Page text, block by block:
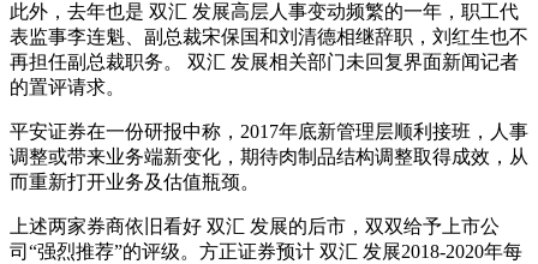
此外，去年也是 双汇 发展高层人事变动频繁的一年，职工代
表监事李连魁、副总裁宋保国和刘清德相继辞职，刘红生也不
再担任副总裁职务。 双汇 发展相关部门未回复界面新闻记者
的置评请求。
平安证券在一份研报中称，2017年底新管理层顺利接班，人事
调整或带来业务端新变化，期待肉制品结构调整取得成效，从
而重新打开业务及估值瓶颈。
上述两家券商依旧看好 双汇 发展的后市，双双给予上市公
司“强烈推荐”的评级。方正证券预计 双汇 发展2018-2020年每